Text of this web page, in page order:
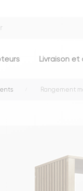
Livraison et
Rangement